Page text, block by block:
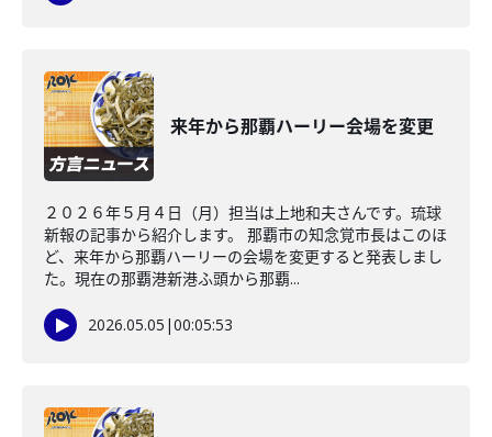
来年から那覇ハーリー会場を変更
２０２６年５月４日（月）担当は上地和夫さんです。琉球
新報の記事から紹介します。 那覇市の知念覚市長はこのほ
ど、来年から那覇ハーリーの会場を変更すると発表しまし
た。現在の那覇港新港ふ頭から那覇...
2026.05.05 |00:05:53